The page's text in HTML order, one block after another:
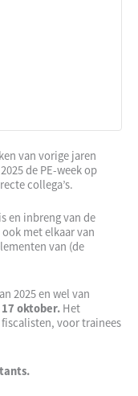
van vorige jaren
de PE-week op
collega’s.
en inbreng van de
met elkaar van
van (de
2025 en wel van
oktober. Het
fiscalisten, voor trainees